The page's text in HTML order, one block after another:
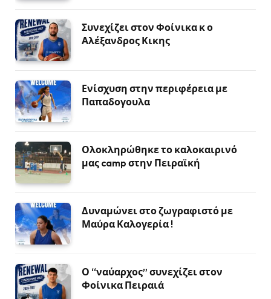
Συνεχίζει στον Φοίνικα κ ο
Αλέξανδρος Κικης
Ενίσχυση στην περιφέρεια με
Παπαδογουλα
Ολοκληρώθηκε το καλοκαιρινό
μας camp στην Πειραϊκή
Δυναμώνει στο ζωγραφιστό με
Μαύρα Καλογερία !
Ο “ναύαρχος” συνεχίζει στον
Φοίνικα Πειραιά